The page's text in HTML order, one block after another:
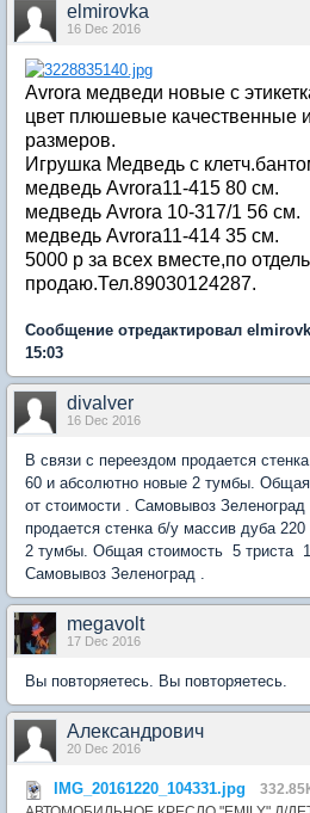
elmirovka
16 Dec 2016
Avrora медведи новые с
цвет плюшевые качественные
размеров.
Игрушка Медведь с
медведь Avrora11-415 80 см.
медведь Avrora 10-317/1 56 см.
медведь Avrora11-414 35 см.
5000 р за всех вместе,по
продаю.Тел.89030124287.
Сообщение отредактировал
15:03
divalver
16 Dec 2016
В связи с переездом продается
60 и абсолютно новые 2 тумбы.
от стоимости . Самовывоз
продается стенка б/у массив дуба
2 тумбы. Общая стоимость 5 триста
Самовывоз Зеленоград .
megavolt
17 Dec 2016
Вы повторяетесь. Вы повторяетесь.
Александрович
20 Dec 2016
IMG_20161220_104331.jpg